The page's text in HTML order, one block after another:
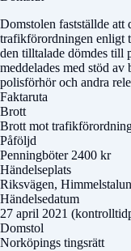
Domstolen fastställde
trafikförordningen enligt
den tilltalade dömdes till
meddelades med stöd
polisförhör och andra
Faktaruta
Brott
Brott mot
Påföljd
Penningböter 2400 kr
Händelseplats
Riksvägen,
Händelsedatum
27 april 2021
Domstol
Norköpings tingsrätt